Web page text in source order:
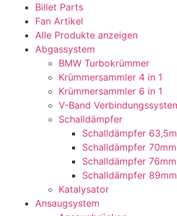
Billet Parts
Fan Artikel
Alle Produkte anzeigen
Abgassystem
BMW Turbokrümmer
Krümmersammler 4 in 1
Krümmersammler 6 in 1
V-Band
Schalldämpfer
Schalldämpfer
Schalldämpfer 70mm
Schalldämpfer 76mm
Schalldämpfer 89mm
Katalysator
Ansaugsystem